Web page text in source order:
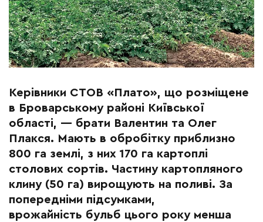
Керівники СТОВ «Плато», що розміщене
в Броварському районі Київської
області, — брати Валентин та Олег
Плакся. Мають в обробітку приблизно
800 га землі, з них 170 га картоплі
столових сортів. Частину картопляного
клину (50 га) вирощують на поливі. За
попередніми підсумками,
врожайність бульб цього року менша